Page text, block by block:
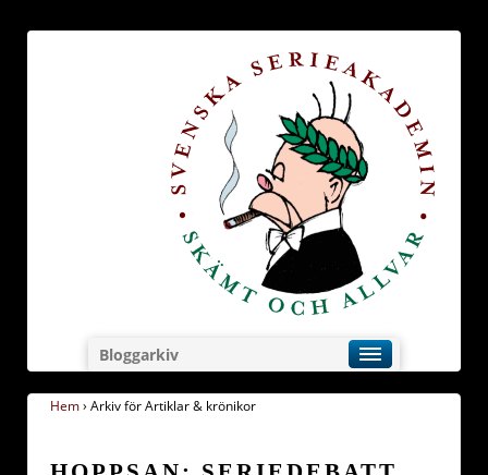
Bloggarkiv
Hem› Arkiv för Artiklar & krönikor